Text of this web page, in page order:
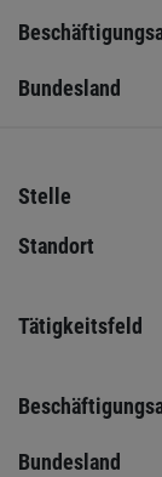
Bundesland
Stelle
Standort
Tätigkeitsfeld
Bundesland